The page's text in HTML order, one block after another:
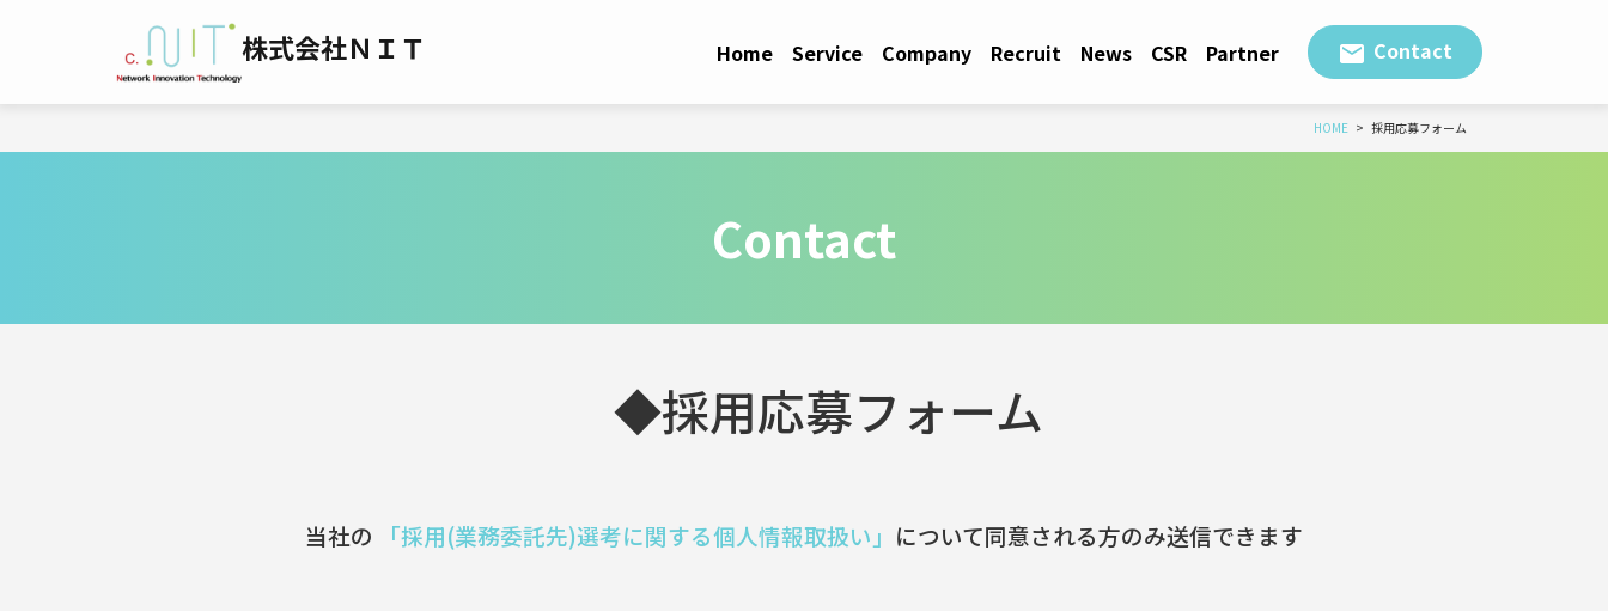
株式会社ＮＩＴ Home Service Company Recruit News CSR Partner Contact
HOME 採用応募フォーム
Contact
◆採用応募フォーム
当社の 「採用(業務委託先)選考に関する個人情報取扱い」 について同意される方のみ送信できます